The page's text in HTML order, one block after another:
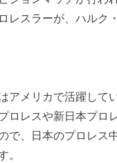
レスラーが、ハルク
アメリカで活躍して
ロレスや新日本プロ
で、日本のプロレス